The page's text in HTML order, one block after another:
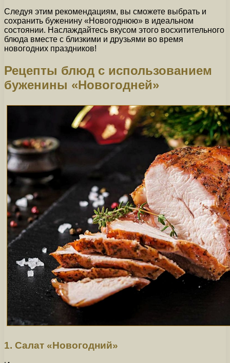
Следуя этим рекомендациям, вы сможете выбрать и
сохранить буженину «Новогоднюю» в идеальном
состоянии. Наслаждайтесь вкусом этого восхитительного
блюда вместе с близкими и друзьями во время
новогодних праздников!
Рецепты блюд с использованием
буженины «Новогодней»
1. Салат «Новогодний»